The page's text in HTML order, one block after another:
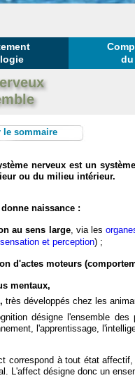
sommaire
nerveux est un
ou du milieu intérieur.
naissance :
au sens large, via les
sensation et perception) ;
d'actes moteurs
mentaux,
très développés chez les
désigne l'ensemble
l'apprentissage,
correspond à tout état
L'affect désigne donc un